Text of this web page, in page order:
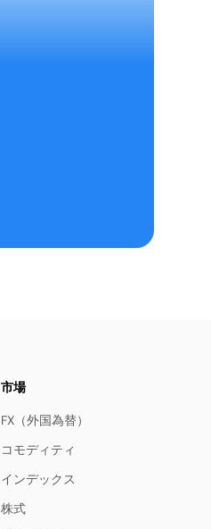
市場
FX（外国為替）
コモディティ
インデックス
株式